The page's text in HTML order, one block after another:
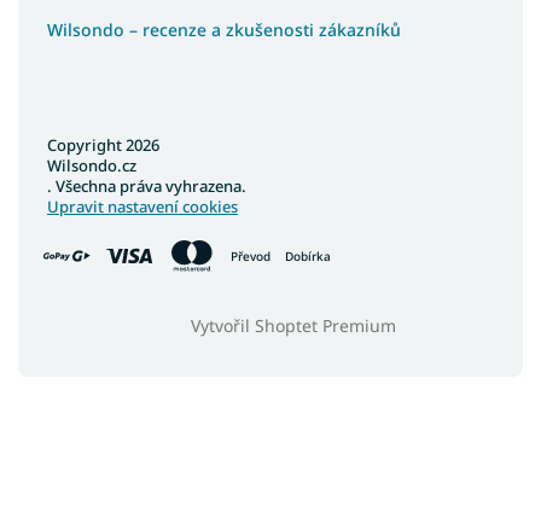
Wilsondo – recenze a zkušenosti zákazníků
Převod Dobírka
Vytvořil Shoptet Premium
Copyright 2026
Wilsondo.cz
. Všechna práva vyhrazena.
Upravit nastavení cookies